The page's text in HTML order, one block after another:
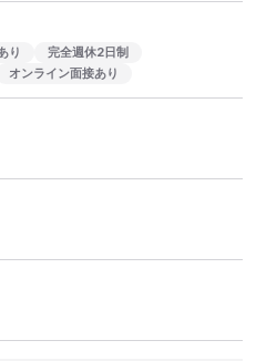
り
完全週休2日制
オンライン面接あり